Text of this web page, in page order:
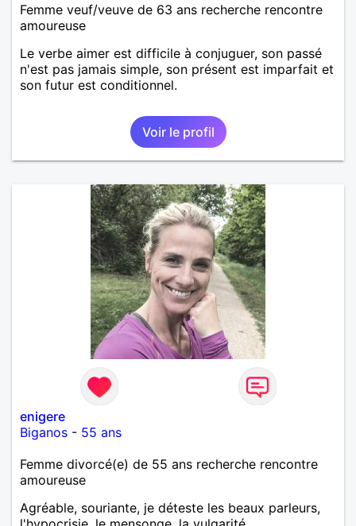
Femme veuf/veuve de 63 ans recherche rencontre
amoureuse
Le verbe aimer est difficile à conjuguer, son passé
n'est pas jamais simple, son présent est imparfait et
son futur est conditionnel.
Voir le profil
enigere
Biganos - 55 ans
Femme divorcé(e) de 55 ans recherche rencontre
amoureuse
Agréable, souriante, je déteste les beaux parleurs,